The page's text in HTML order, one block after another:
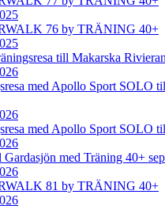
76 by TRÄNING 40+
till Makarska
med Apollo Sport SOLO
med Apollo Sport SOLO
Gardasjön med Träning 40+
81 by TRÄNING 40+